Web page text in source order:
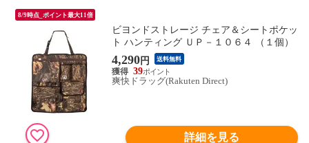
8/9時点_ポイント最大11倍
ビヨンドストレージ チェア＆シートポケッ
ト ハンティング ＵＰ－１０６４ （１個）
4,290円 送料無料
39
爽快ドラッグ(Rakuten Direct)
詳細を見る